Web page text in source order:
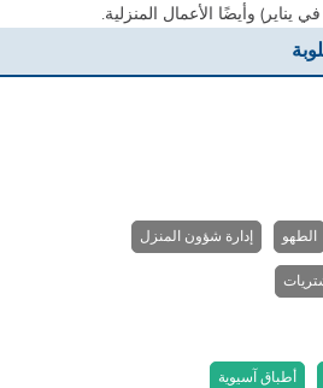
يناير) وأيضًا الأعمال المنزلية.
الطهو إدارة شؤون المنزل
أطباق آسيوية